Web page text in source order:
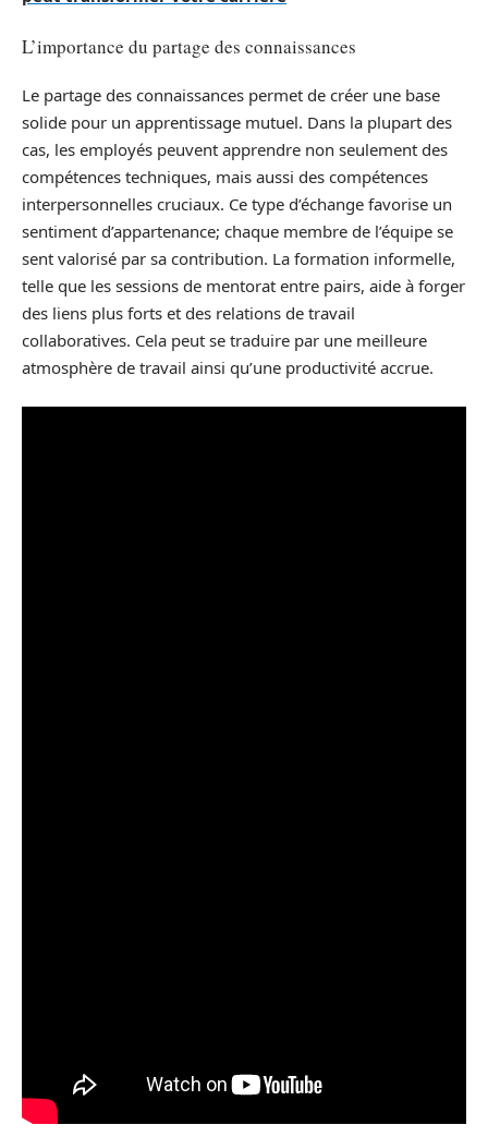
L’importance du partage des connaissances
Le partage des connaissances permet de créer une base
solide pour un apprentissage mutuel. Dans la plupart des
cas, les employés peuvent apprendre non seulement des
compétences techniques, mais aussi des compétences
interpersonnelles cruciaux. Ce type d’échange favorise un
sentiment d’appartenance; chaque membre de l’équipe se
sent valorisé par sa contribution. La formation informelle,
telle que les sessions de mentorat entre pairs, aide à forger
des liens plus forts et des relations de travail
collaboratives. Cela peut se traduire par une meilleure
atmosphère de travail ainsi qu’une productivité accrue.